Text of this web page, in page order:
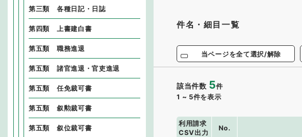
件名・細目一覧
当ページを全て選択/解除
該当件数 5件
1 ~ 5件を表示
利用請求
CSV出力
No.
第三類 各種日記・日誌
第四類 上書建白書
第五類 職務進退
第五類 諸官進退・官吏進退
第五類 任免裁可書
第五類 叙勲裁可書
第五類 叙位裁可書